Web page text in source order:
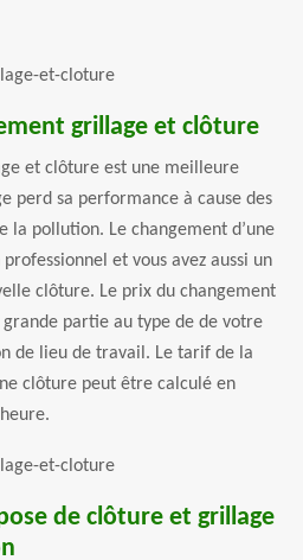
grillage et clôture
et clôture est une meilleure
perd sa performance à cause des
la pollution. Le changement d’une
et vous avez aussi un
clôture. Le prix du changement
partie au type de de votre
de lieu de travail. Le tarif de la
clôture peut être calculé en
de clôture et grillage